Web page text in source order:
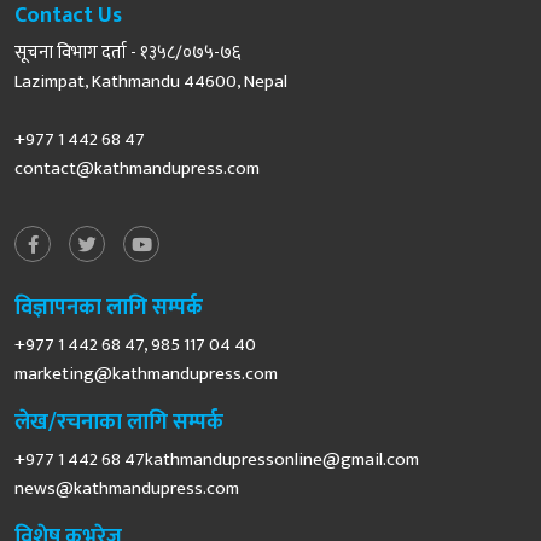
Contact Us
सूचना विभाग दर्ता - १३५८/०७५-७६
Lazimpat, Kathmandu 44600, Nepal
+977 1 442 68 47
contact@kathmandupress.com
विज्ञापनका लागि सम्पर्क
+977 1 442 68 47, 985 117 04 40
marketing@kathmandupress.com
लेख/रचनाका लागि सम्पर्क
+977 1 442 68 47kathmandupressonline@gmail.com
news@kathmandupress.com